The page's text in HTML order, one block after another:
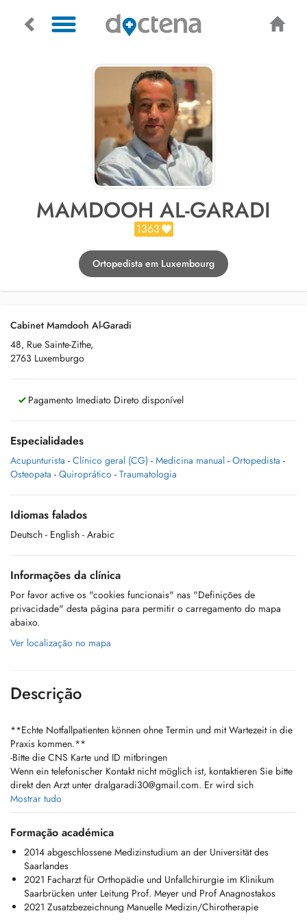
MAMDOOH AL-GARADI
1363
Ortopedista em Luxembourg
Cabinet Mamdooh Al-Garadi
48, Rue Sainte-Zithe,
2763 Luxemburgo
Pagamento Imediato Direto disponível
Especialidades
Acupunturista - Clínico geral (CG) - Medicina manual - Ortopedista -
Osteopata - Quiroprático - Traumatologia
Idiomas falados
Deutsch - English - Arabic
Informações da clínica
Por favor active os "cookies funcionais" nas "Definições de
privacidade" desta página para permitir o carregamento do mapa
abaixo.
Ver localização no mapa
Descrição
**Echte Notfallpatienten können ohne Termin und mit Wartezeit in die
Praxis kommen.**
-Bitte die CNS Karte und ID mitbringen
Wenn ein telefonischer Kontakt nicht möglich ist, kontaktieren Sie bitte
direkt den Arzt unter dralgaradi30@gmail.com. Er wird sich
persönlich um Ihr Anliegen kümmern.
**Genuine emergency patients may come to the practice without an
appointment, but should expect waiting times.
Please bring your CNS card and your ID with you!
** If phone contact is not possible, please contact the doctor directly
at dralgaradi30@gmail.com. He will personally take care of your
matter.
Mostrar tudo
Formação académica
2014 abgeschlossene Medizinstudium an der Universität des
Saarlandes
2021 Facharzt für Orthopädie und Unfallchirurgie im Klinikum
Saarbrücken unter Leitung Prof. Meyer und Prof Anagnostakos
2021 Zusatzbezeichnung Manuelle Medizin/Chirotherapie